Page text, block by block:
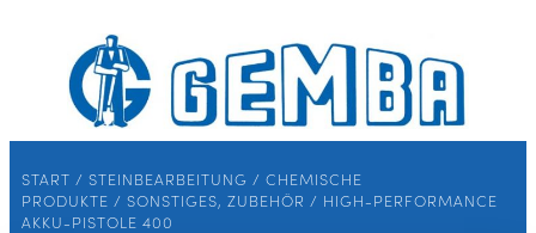
START / STEINBEARBEITUNG / CHEMISCHE
PRODUKTE / SONSTIGES, ZUBEHÖR / HIGH-PERFORMANCE
AKKU-PISTOLE 400